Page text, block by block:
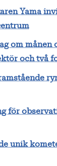
Yama
om månen
och två
för
unik